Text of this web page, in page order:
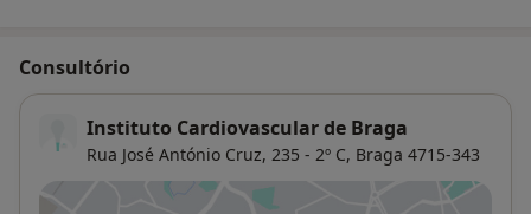
Consultório
Instituto Cardiovascular de Braga
Rua José António Cruz, 235 - 2º C, Braga 4715-343